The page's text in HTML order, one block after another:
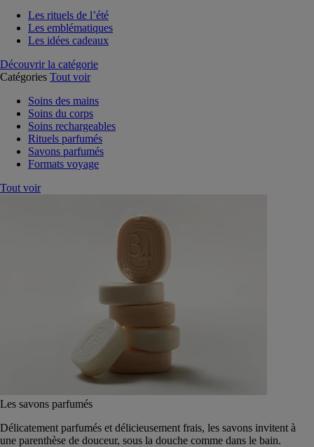
Les rituels de l’été
Les emblématiques
Les idées cadeaux
Découvrir la catégorie
Catégories Tout voir
Soins des mains
Soins du corps
Soins rechargeables
Rituels parfumés
Savons parfumés
Formats voyage
Tout voir
Les savons parfumés
Délicatement parfumés et délicieusement frais, les savons invitent à
une parenthèse de douceur, sous la douche comme dans le bain.